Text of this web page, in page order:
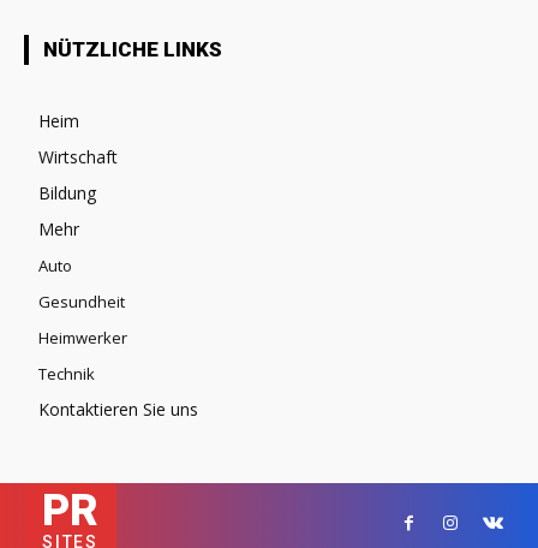
NÜTZLICHE LINKS
Heim
Wirtschaft
Bildung
Mehr
Auto
Gesundheit
Heimwerker
Technik
Kontaktieren Sie uns
PR
SITES